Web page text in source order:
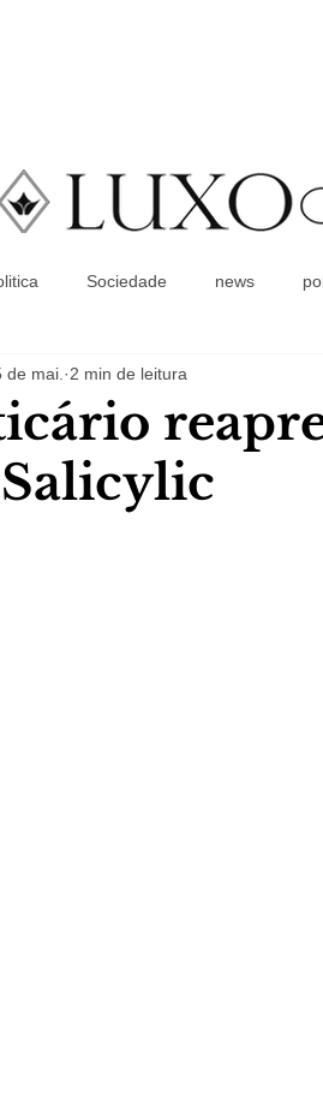
Sociedade news
de mai. 2 min de leitura